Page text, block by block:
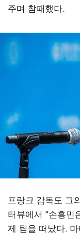
주며 참패했다.
프랑크 감독도 그
터뷰에서 "손흥민
제 팀을 떠났다.